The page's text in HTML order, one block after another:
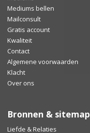
Mediums bellen
Mailconsult
Gratis account
Kwaliteit
Contact
Algemene voorwaarden
Klacht
Over ons
Bronnen & sitemap
Liefde & Relaties